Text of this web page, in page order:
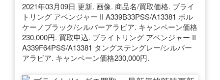
2021年03月09日 更新. 画像. 商品名/買取価格. ブライ
トリング アベンジャー II A339B33PSS/A13381 ボル
ケーノブラック/シルバーアラビア. キャンペーン価格
230,000円. 買取申込. ブライトリング アベンジャー II
A339F64PSS/A13381 タングステングレー/シルバー
アラビア. キャンペーン価格230,000円.